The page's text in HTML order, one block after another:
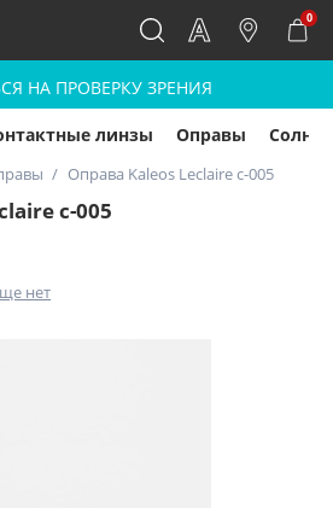
0
НА ПРОВЕРКУ ЗРЕНИЯ
линзы Оправы
Оправа Kaleos Leclaire c-005
c-005
нет